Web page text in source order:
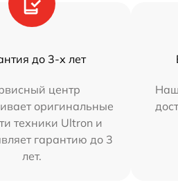
до 3-х лет
центр
оригинальные
техники Ultron и
гарантию до 3
лет.